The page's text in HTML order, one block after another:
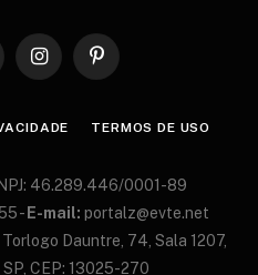
InstagramPinterest
TERMOS DE USO
46.​289.​446/​0001-​89
- E-​mail: portalz@​ev​te.​net
Dau​ntre, 74, Sa​la 12​07,
C​EP: 13​025-​270